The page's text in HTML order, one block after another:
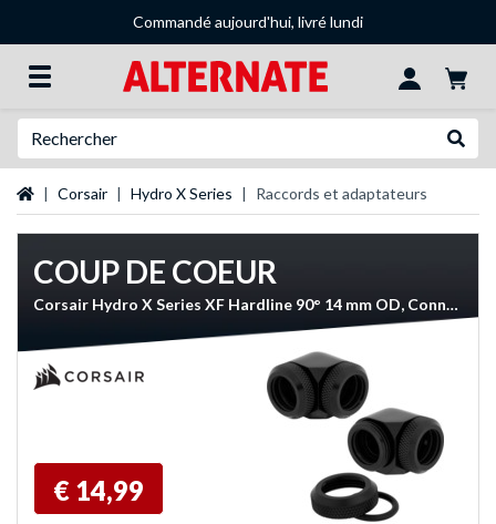
Commandé aujourd'hui, livré lundi
Page d'accueil
Corsair Hydro X Series Raccords et adaptateurs
COUP DE COEUR
Corsair Hydro X Series XF Hardline 90° 14 mm OD, Connecteur
€ 14,99